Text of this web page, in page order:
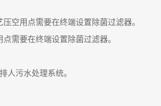
空用点需要在终端设置除菌过滤器。
需要在终端设置除菌过滤器。
人污水处理系统。